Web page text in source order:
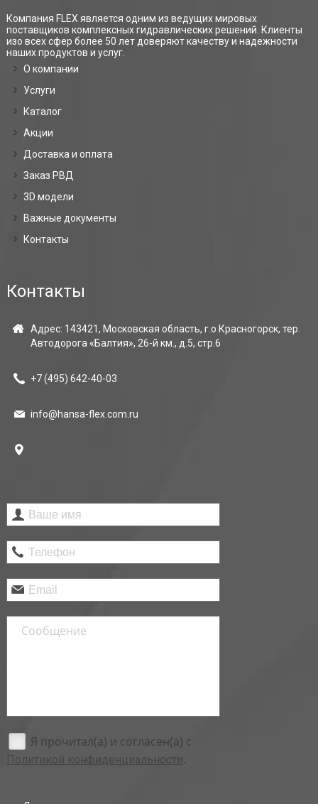
Компания FLEX является одним из ведущих мировых
поставщиков комплексных гидравлических решений. Клиенты
изо всех сфер более 50 лет доверяют качеству и надежности
наших продуктов и услуг.
О компании
Услуги
Каталог
Акции
Доставка и оплата
Заказ РВД
3D модели
Важные документы
Контакты
Контакты
Адрес: 143421, Московская область, г.о Красногорск, тер.
Автодорога «Балтия», 26-й км., д.5, стр.6
+7 (495) 642-40-03
info@hansa-flex.com.ru
Я прочитал(а) и согласен(а) с
Политикой конфиденциальности.